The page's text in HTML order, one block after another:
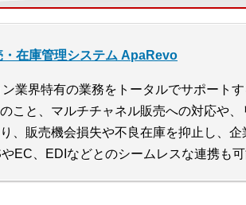
在庫管理システム ApaRevo
業界特有の業務をトータルでサポート
こと、マルチチャネル販売への対応や、
、販売機会損失や不良在庫を抑止し、企
EC、EDIなどとのシームレスな連携も可